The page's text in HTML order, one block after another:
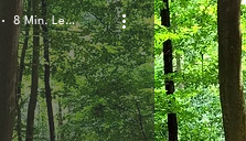
8 Min. Lesezeit